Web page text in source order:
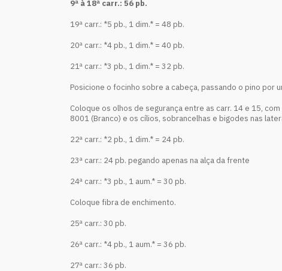
9ª à 18ª carr.: 56 pb.
19ª carr.: *5 pb., 1 dim.* = 48 pb.
20ª carr.: *4 pb., 1 dim.* = 40 pb.
21ª carr.: *3 pb., 1 dim.* = 32 pb.
Posicione o focinho sobre a cabeça, passando o pino por
Coloque os olhos de segurança entre as carr. 14 e 15,
8001 (Branco) e os cílios, sobrancelhas e bigodes nas
22ª carr.: *2 pb., 1 dim.* = 24 pb.
23ª carr.: 24 pb. pegando apenas na alça da frente
24ª carr.: *3 pb., 1 aum.* = 30 pb.
Coloque fibra de enchimento.
25ª carr.: 30 pb.
26ª carr.: *4 pb., 1 aum.* = 36 pb.
27ª carr.: 36 pb.